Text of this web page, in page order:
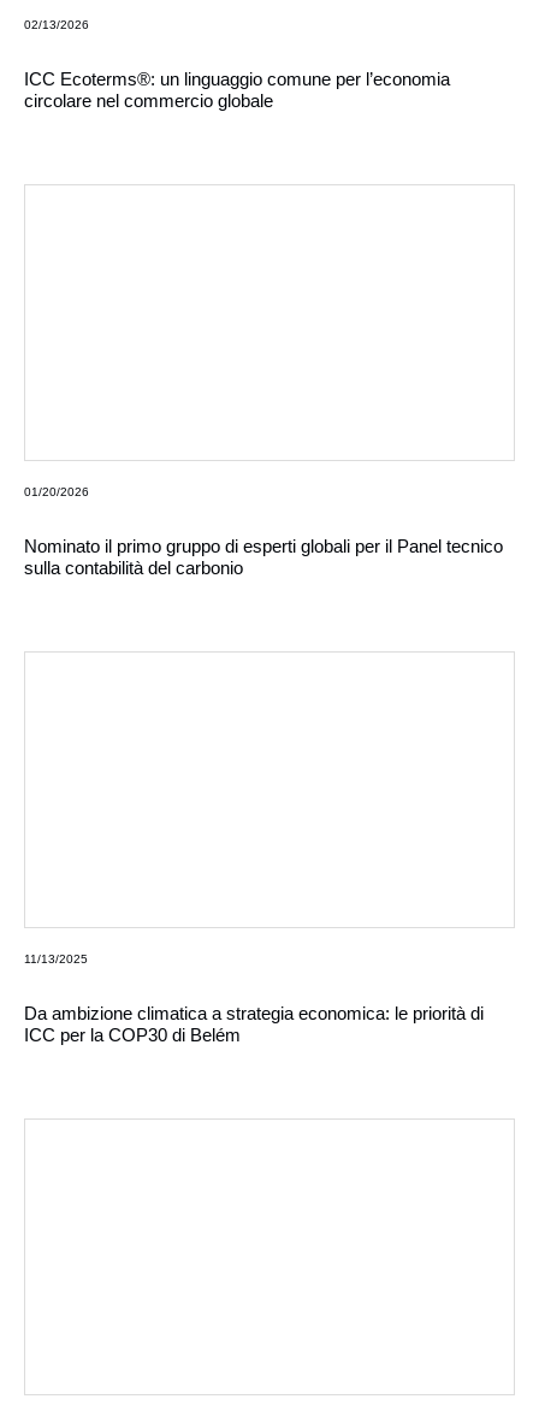
02/13/2026
ICC Ecoterms®: un linguaggio comune per l’economia
circolare nel commercio globale
01/20/2026
Nominato il primo gruppo di esperti globali per il Panel tecnico
sulla contabilità del carbonio
11/13/2025
Da ambizione climatica a strategia economica: le priorità di
ICC per la COP30 di Belém